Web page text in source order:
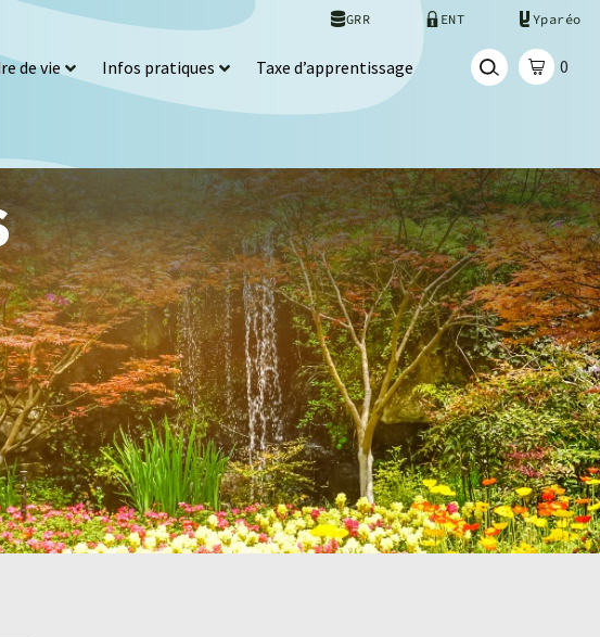
GRR ENT Yparéo
de vie Infos pratiques
Taxe d’apprentissage
0